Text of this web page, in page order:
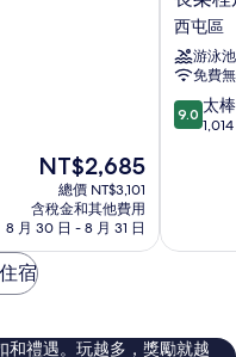
現
價
格
為
NT$2,685
NT$2,685
總價 NT$3,101
含稅金和其他費用
8 月 30 日 - 8 月 31 日
榮
桂
冠
酒
店
(台
西屯區
游泳池
免費
9.0
分，
棒
評
9.0 太
宿
和禮遇。玩越多，獎勵就越